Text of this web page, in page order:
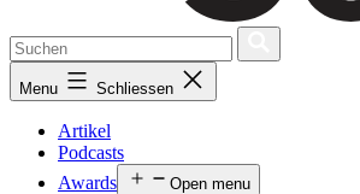
Menu Schliessen
Artikel
Podcasts
Awards
Open menu